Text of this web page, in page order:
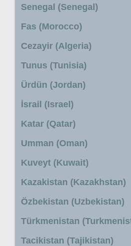
Senegal (Senegal)
Fas (Morocco)
Cezayir (Algeria)
Tunus (Tunisia)
Ürdün (Jordan)
İsrail (Israel)
Katar (Qatar)
Umman (Oman)
Kuveyt (Kuwait)
Kazakistan (Kazakhstan)
Özbekistan (Uzbekistan)
Türkmenistan
Tacikistan (Tajikistan)